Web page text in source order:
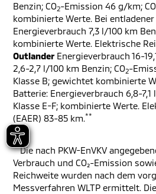
Benzin; CO2-Emission 46 g/km; CO
kombinierte Werte. Bei
Energieverbrauch 7,3 l/100 km
kombinierte Werte. Elektrische
Outlander Energieverbrauch 16-
2,6-2,7 l/100 km Benzin; CO2-
Klasse B; gewichtet kombinierte
Batterie: Energieverbrauch 6,8-7,1
Klasse E-F; kombinierte Werte.
(EAER) 83-85 km.**
**Die nach PKW-EnVKV
Verbrauch und CO₂-Emission
Reichweite wurden nach dem
Messverfahren WLTP ermittelt.